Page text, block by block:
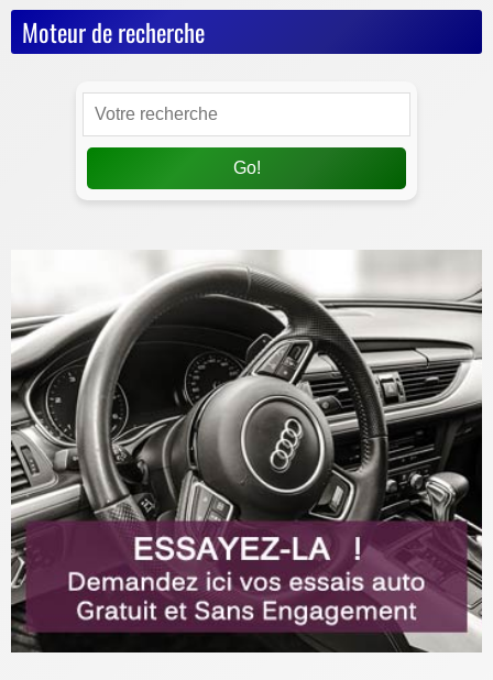
Moteur de recherche
Go!